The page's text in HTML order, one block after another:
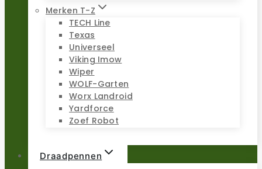
Merken T-Z
TECH Line
Texas
Universeel
Viking Imow
Wiper
WOLF-Garten
Worx Landroid
Yardforce
Zoef Robot
Draadpennen